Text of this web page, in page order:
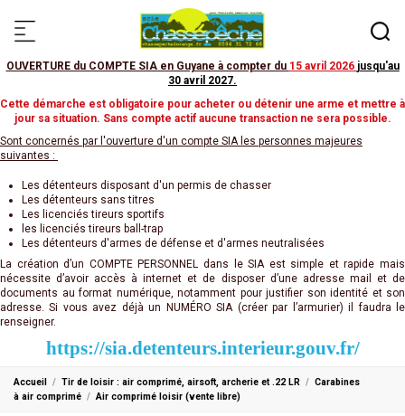
OUVERTURE du COMPTE SIA en Guyane à compter du 15 avril 2026 jusqu'au
30 avril 2027.
Cette démarche est obligatoire pour acheter ou détenir une arme et mettre à
jour sa situation. Sans compte actif aucune transaction ne sera possible.
Sont concernés par l'ouverture d'un compte SIA les personnes majeures
suivantes :
Les détenteurs disposant d'un permis de chasser
Les détenteurs sans titres
Les licenciés tireurs sportifs
les licenciés tireurs ball-trap
Les détenteurs d'armes de défense et d'armes neutralisées
La création d’un COMPTE PERSONNEL dans le SIA est simple et rapide mais
nécessite d’avoir accès à internet et de disposer d’une adresse mail et de
documents au format numérique, notamment pour justifier son identité et son
adresse. Si vous avez déjà un NUMÉRO SIA (créer par l’armurier) il faudra le
renseigner.
https://sia.detenteurs.interieur.gouv.fr/
Accueil Tir de loisir : air comprimé, airsoft, archerie et .22 LR
Carabines
à air comprimé
Air comprimé loisir (vente libre)